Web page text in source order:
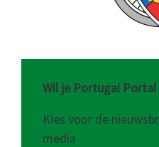
Wil je Portugal Portal
Kies voor de
media